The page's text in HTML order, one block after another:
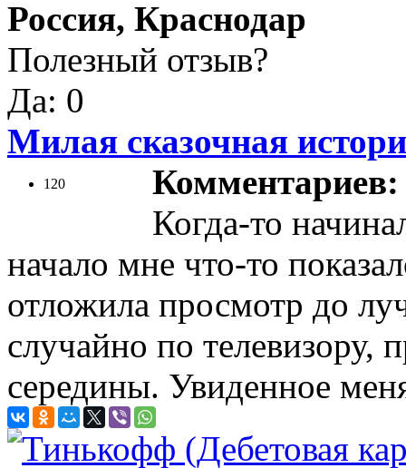
Россия, Краснодар
Полезный отзыв?
Да: 0
Милая сказочная
120
Комментариев:
Когда-то
начало мне что-то
отложила просмотр до
случайно по телевизору,
середины. Увиденное